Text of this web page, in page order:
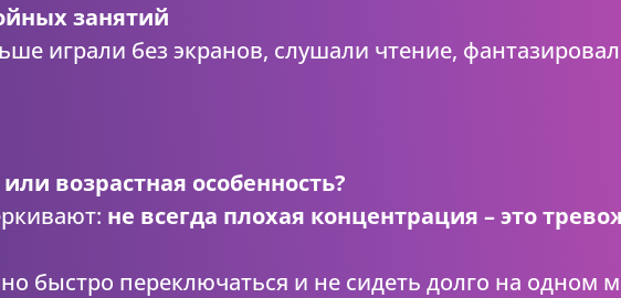
занятий
играли без экранов, слушали чтение,
возрастная особенность?
не всегда плохая концентрация – это
быстро переключаться и не сидеть долго на одном